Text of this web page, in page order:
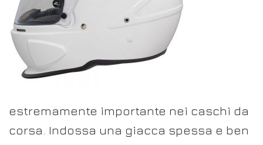
estremamente importante nei caschi da
corsa. Indossa una giacca spessa e ben